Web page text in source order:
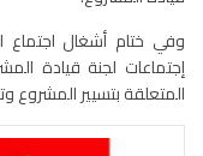
وفي ختام أشغال اجتماع
إجتماعات لجنة قيادة
المتعلقة بتسيير المشروع